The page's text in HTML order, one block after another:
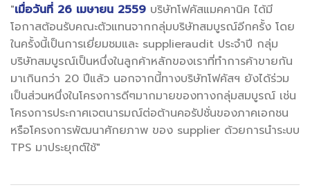
"เมื่อวันที่ 26 เมษายน 2559 บริษัทโฟคัสแมคคานิค ได้มี
โอกาสต้อนรับคณะตัวแทนจากกลุ่มบริษัทสมบูรณ์อีกครั้ง โดย
ในครั้งนี้เป็นการเยี่ยมชมและ supplieraudit ประจำปี กลุ่ม
บริษัทสมบูรณ์เป็นหนึ่งในลูกค้าหลักของเราที่ทำการค้าขายกัน
มาเกินกว่า 20 ปีแล้ว นอกจากนี้ทางบริษัทโฟคัสฯ ยังได้ร่วม
เป็นส่วนหนึ่งในโครงการดีๆมากมายของทางกลุ่มสมบูรณ์ เช่น
โครงการประกาศเจตนารมณ์ต่อต้านคอรัปชั่นของภาคเอกชน
หรือโครงการพัฒนาศักยภาพ ของ supplier ด้วยการนำระบบ
TPS มาประยุกต์ใช้"